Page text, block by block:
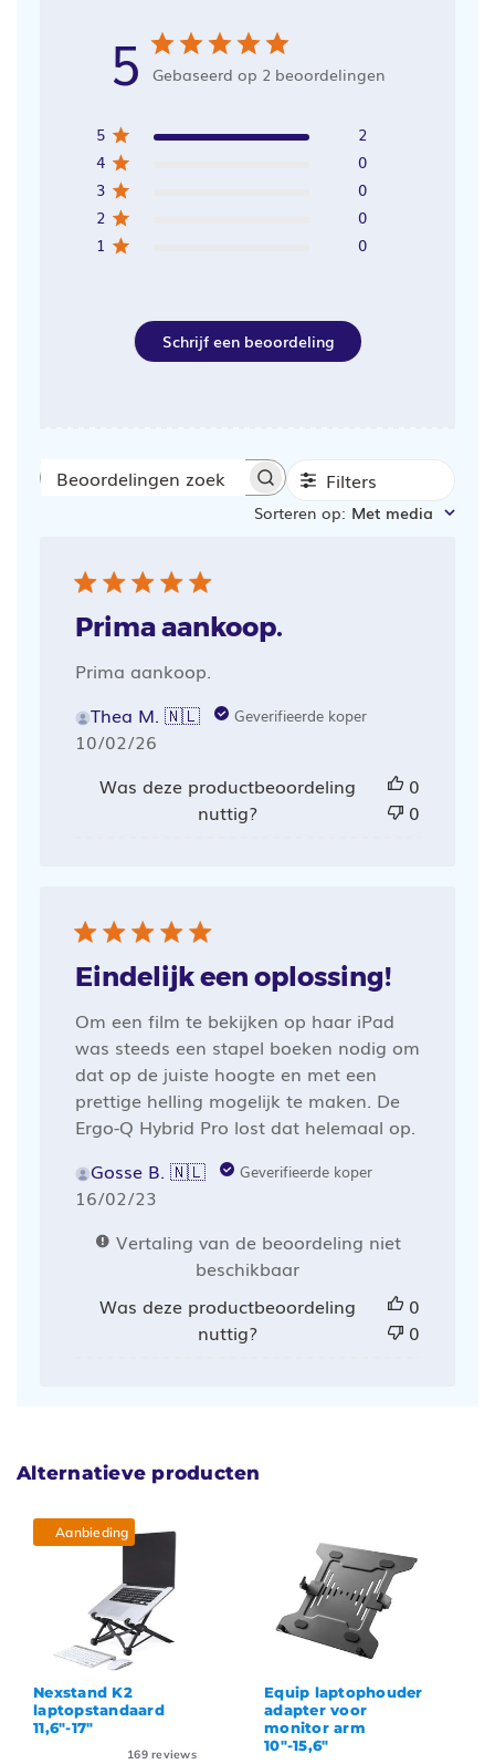
5 Gebaseerd op 2 beoordelingen
5
2
4
0
3
0
2
0
1
0
Schrijf een beoordeling
Beoordelingen
Filters
Sorteren op: Met media
Prima aankoop.
Prima aankoop.
Thea M. 🇳🇱
Geverifieerde koper
Publicatiedatum
10/02/26
Was deze productbeoordeling
nuttig?
0
0
Eindelijk een oplossing!
Om een film te bekijken op haar iPad
was steeds een stapel boeken nodig om
dat op de juiste hoogte en met een
prettige helling mogelijk te maken. De
Ergo-Q Hybrid Pro lost dat helemaal op.
Gosse B. 🇳🇱
Geverifieerde koper
Publicatiedatum
16/02/23
Vertaling van de beoordeling niet
beschikbaar
Was deze productbeoordeling
nuttig?
0
0
Alternatieve producten
Aanbieding
Nexstand K2
laptopstandaard
11,6"-17"
169reviews
Equip laptophouder
adapter voor
monitor arm
10"-15,6"